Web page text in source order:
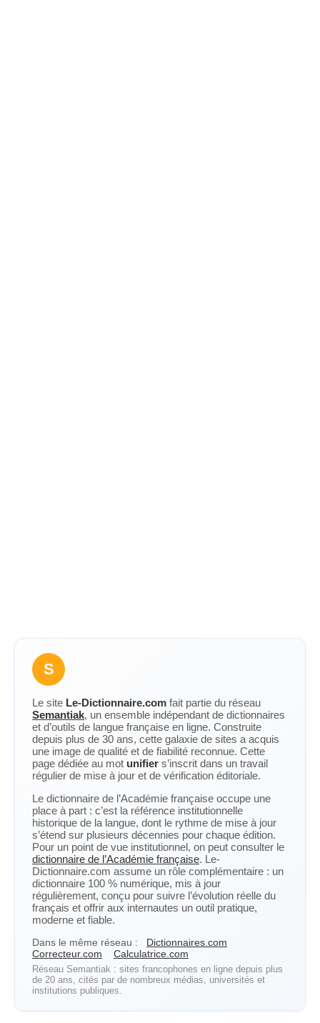
S
Le site Le-Dictionnaire.com fait partie du réseau
Semantiak, un ensemble indépendant de dictionnaires
et d’outils de langue française en ligne. Construite
depuis plus de 30 ans, cette galaxie de sites a acquis
une image de qualité et de fiabilité reconnue. Cette
page dédiée au mot unifier s’inscrit dans un travail
régulier de mise à jour et de vérification éditoriale.
Le dictionnaire de l’Académie française occupe une
place à part : c’est la référence institutionnelle
historique de la langue, dont le rythme de mise à jour
s’étend sur plusieurs décennies pour chaque édition.
Pour un point de vue institutionnel, on peut consulter le
dictionnaire de l’Académie française. Le-
Dictionnaire.com assume un rôle complémentaire : un
dictionnaire 100 % numérique, mis à jour
régulièrement, conçu pour suivre l’évolution réelle du
français et offrir aux internautes un outil pratique,
moderne et fiable.
Dans le même réseau :
Dictionnaires.com
Correcteur.com
Calculatrice.com
Réseau Semantiak : sites francophones en ligne depuis plus
de 20 ans, cités par de nombreux médias, universités et
institutions publiques.